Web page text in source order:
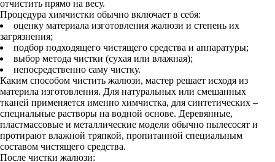
отчистить прямо на весу.
Процедура химчистки обычно включает в себя:
оценку материала изготовления жалюзи и степень их
загрязнения;
подбор подходящего чистящего средства и аппаратуры;
выбор метода чистки (сухая или влажная);
непосредственно саму чистку.
Каким способом чистить жалюзи, мастер решает исходя из
материла изготовления. Для натуральных или смешанных
тканей применяется именно химчистка, для синтетических –
специальные растворы на водной основе. Деревянные,
пластмассовые и металлические модели обычно пылесосят и
протирают влажной тряпкой, пропитанной специальным
составом чистящего средства.
После чистки жалюзи: